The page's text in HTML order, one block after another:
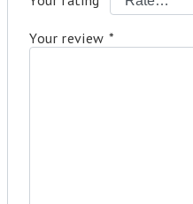
Your review *